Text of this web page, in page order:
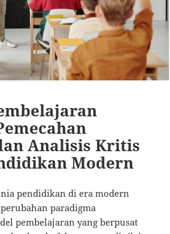
Analisis Kritis
Modern
pendidikan di era modern
paradigma
pembelajaran yang berpusat